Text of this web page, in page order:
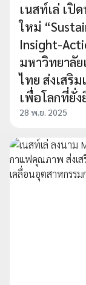
เนสท์เล่ เปิ
ใหม่
Insight-
มหาวิทยาลั
ไทย ส่งเสริ
เพื่อโลกที่ยั่ง
28 พ.ย. 2025